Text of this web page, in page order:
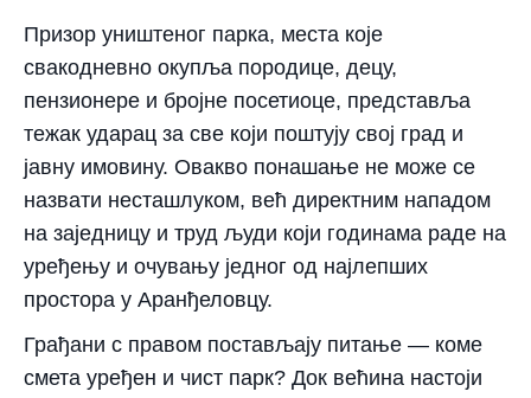
Призор уништеног парка, места које
свакодневно окупља породице, децу,
пензионере и бројне посетиоце, представља
тежак ударац за све који поштују свој град и
јавну имовину. Овакво понашање не може се
назвати несташлуком, већ директним нападом
на заједницу и труд људи који годинама раде на
уређењу и очувању једног од најлепших
простора у Аранђеловцу.
Грађани с правом постављају питање — коме
смета уређен и чист парк? Док већина настоји